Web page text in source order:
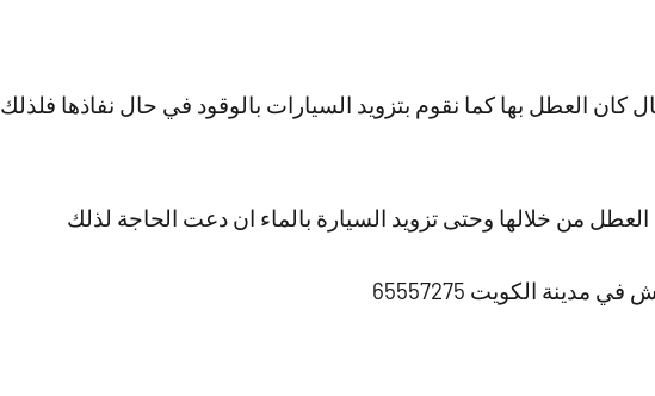
العطل بها كما نقوم بتزويد السيارات بالوقود في حال نفاذها فلذلك
من خلالها وحتى تزويد السيارة بالماء ان دعت الحاجة لذلك
الكويت 65557275